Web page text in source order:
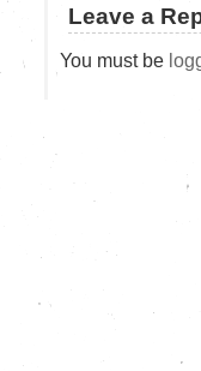
Leave a
You must be